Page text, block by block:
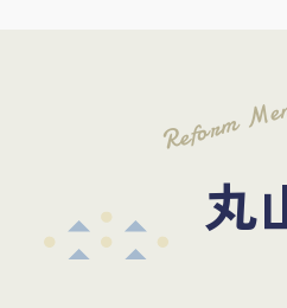
Reform
丸